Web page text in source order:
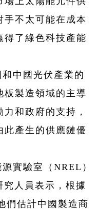
手不太可能在成本
得了綠色科技產能
中國光伏產業的
板製造領域的主導
和政府的支持，
此產生的供應鏈優
實驗室（NREL）
人員表示，根據
們估計中國製造商